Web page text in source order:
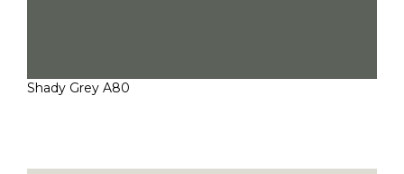
Shady Grey A80